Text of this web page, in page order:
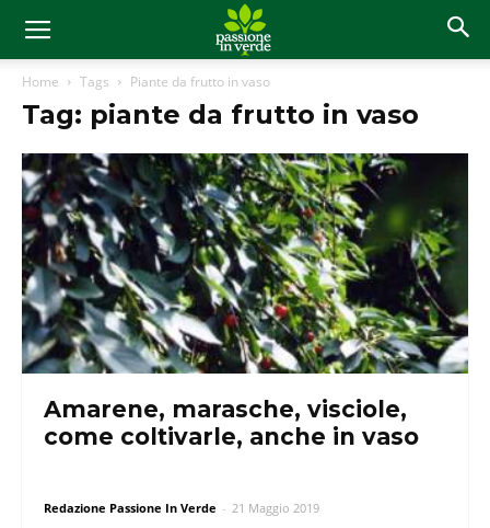
Home Tags Piante da frutto in vaso
Tag: piante da frutto in vaso
Amarene, marasche, visciole,
come coltivarle, anche in vaso
Redazione Passione In Verde - 21 Maggio 2019